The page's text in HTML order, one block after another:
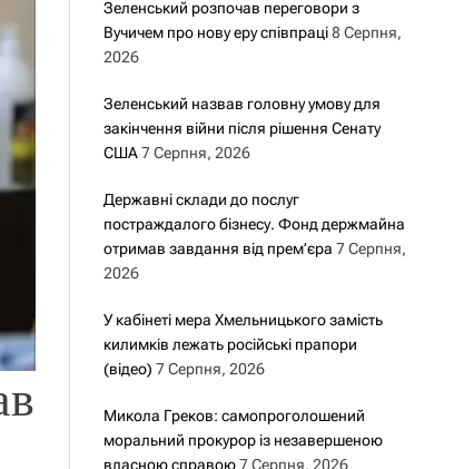
Зеленський розпочав переговори з
Вучичем про нову еру співпраці 8 Серпня,
2026
Зеленський назвав головну умову для
закінчення війни після рішення Сенату
США 7 Серпня, 2026
Державні склади до послуг
постраждалого бізнесу. Фонд держмайна
отримав завдання від прем’єра 7 Серпня,
2026
У кабінеті мера Хмельницького замість
килимків лежать російські прапори
(відео) 7 Серпня, 2026
Микола Греков: самопроголошений
моральний прокурор із незавершеною
власною справою 7 Серпня, 2026